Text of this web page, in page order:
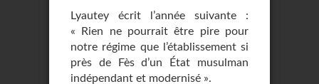
Lyautey écrit l’année suivante :
« Rien ne pourrait être pire pour
notre régime que l’établissement si
près de Fès d’un État musulman
indépendant et modernisé ».